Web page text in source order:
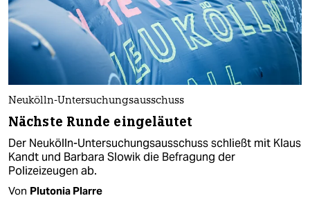
Neukölln-Untersuchungsausschuss
Nächste Runde eingeläutet
Der Neukölln-Untersuchungsausschuss schließt mit Klaus
Kandt und Barbara Slowik die Befragung der
Polizeizeugen ab.
Von Plutonia Plarre